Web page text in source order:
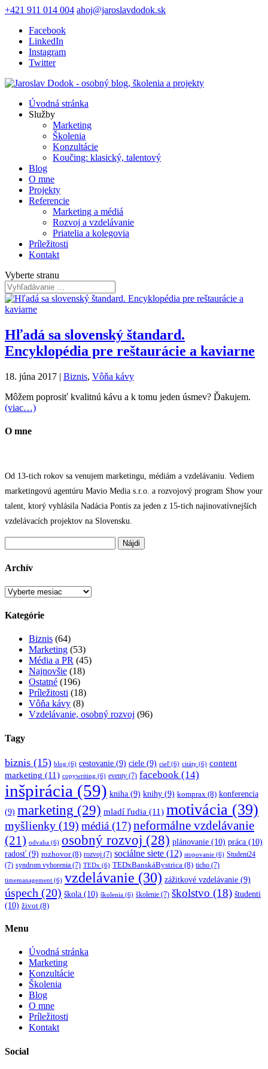
+421 911 014 004 ahoj@jaroslavdodok.sk
Facebook
LinkedIn
Instagram
Twitter
Úvodná stránka
Služby
Marketing
Školenia
Konzultácie
Koučing: klasický, talentový
Blog
O mne
Projekty
Referencie
Marketing a médiá
Rozvoj a vzdelávanie
Priatelia a kolegovia
Príležitosti
Kontakt
Vyberte stranu
Hľadá sa slovenský štandard.
Encyklopédia pre reštaurácie a kaviarne
18. júna 2017 | Biznis, Vôňa kávy
Môžem poprosiť kvalitnú kávu a k tomu jeden úsmev? Ďakujem.
(viac…)
O mne
Od 13-tich rokov sa venujem marketingu, médiám a vzdelávaniu. Vediem
marketingovú agentúru Mavio Media s.r.o. a rozvojový program Show your
talent, ktorý vyhlásila Nadácia Pontis za jeden z 15-tich najinovatívnejších
vzdelávacích projektov na Slovensku.
Archív
Archív
Kategórie
Biznis (64)
Marketing (53)
Média a PR (45)
Najnovšie (18)
Ostatné (196)
Príležitosti (18)
Vôňa kávy (8)
Vzdelávanie, osobný rozvoj (96)
Tagy
biznis (15) blog (6) cestovanie (9) ciele (9) cieľ(6) citáty (6) content
marketing (11) copywriting (6) eventy (7) facebook (14)
inšpirácia (59) kniha (9) knihy (9) komprax (8) konferencia
(9) marketing (29) mladí ľudia (11) motivácia (39)
myšlienky (19) médiá (17)neformálne vzdelávanie
(21) odvaha (6) osobný rozvoj (28) plánovanie (10) práca (10)
radosť (9) rozhovor(8) rozvoj (7) sociálne siete (12) stopovanie (6) Student24
(7) syndrom vyhorenia (7) TEDx (6) TEDxBanskáBystrica (8) ticho (7)
timemanagement (6) vzdelávanie (30) zážitkové vzdelávanie (9)
úspech (20) škola (10) školenia (6) školenie (7) školstvo (18) študenti
(10) život (8)
Menu
Úvodná stránka
Marketing
Konzultácie
Školenia
Blog
O mne
Príležitosti
Kontakt
Social